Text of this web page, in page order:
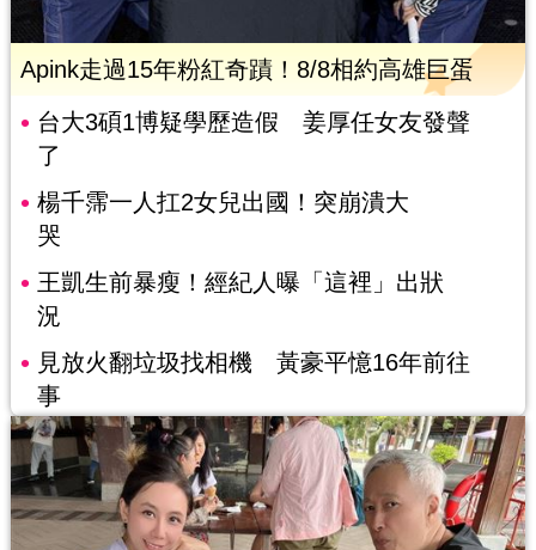
Apink走過15年粉紅奇蹟！8/8相約高雄巨蛋
台大3碩1博疑學歷造假 姜厚任女友發聲
了
楊千霈一人扛2女兒出國！突崩潰大
哭
王凱生前暴瘦！經紀人曝「這裡」出狀
況
見放火翻垃圾找相機 黃豪平憶16年前往
事